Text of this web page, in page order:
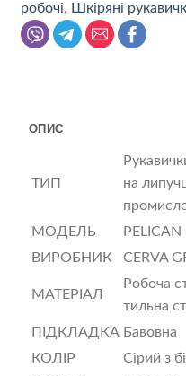
робочі, Шкіряні
ОПИС
ТИП
на
МОДЕЛЬ
PELICAN
ВИРОБНИК
CERVA
МАТЕРІАЛ
Робоча
тильна
ПІДКЛАДКА Бавовна
КОЛІР
Сірий з